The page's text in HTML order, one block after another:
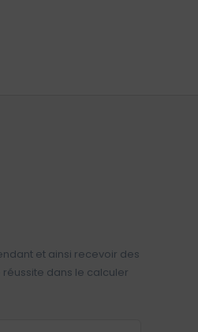
et ainsi recevoir des
dans le calculer